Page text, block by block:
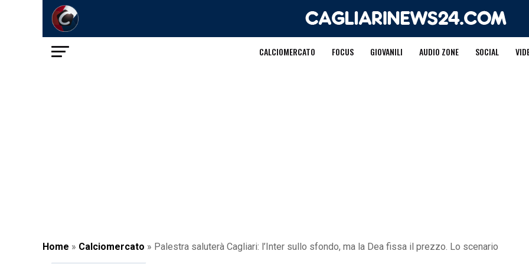
CALCIOMERCATO FOCUS GIOVANILI AUDIO ZONE SOCIAL
Home » Calciomercato » Palestra saluterà Cagliari: l’Inter sullo sfondo, ma la Dea fissa il prezzo. Lo scenario